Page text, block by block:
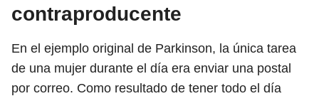
contraproducente
En el ejemplo original de Parkinson, la única tarea
de una mujer durante el día era enviar una postal
por correo. Como resultado de tener todo el día